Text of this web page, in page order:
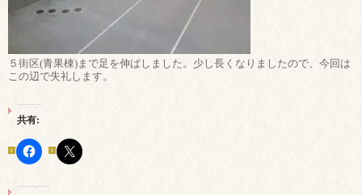
５街区(青果棟)まで足を伸ばしました。少し長くなりましたので、今回は
この辺で失礼します。
共有: